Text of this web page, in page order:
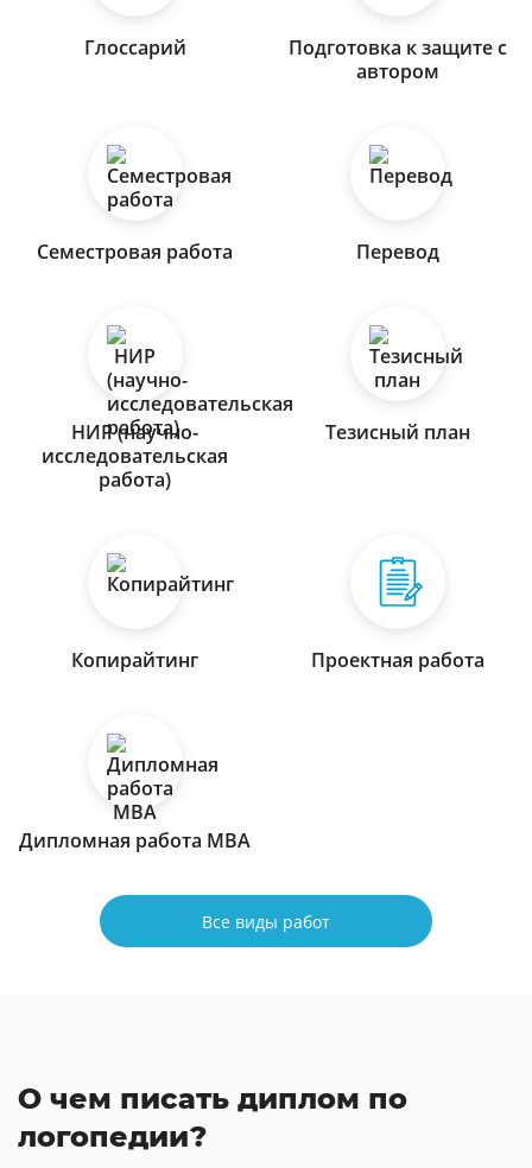
Глоссарий
Подготовка к защите с
автором
Семестровая работа Перевод
НИР (научно-
исследовательская
работа)
Тезисный план
Копирайтинг Проектная работа
Дипломная работа МВА
Все виды работ
О чем писать диплом по
логопедии?